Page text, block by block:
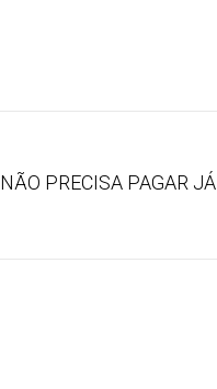
NÃO PRECISA PAGAR JÁ